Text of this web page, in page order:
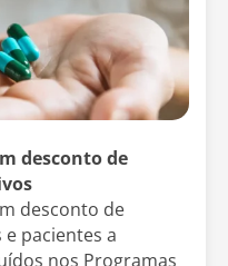
desconto de
desconto de
pacientes a
nos Programas